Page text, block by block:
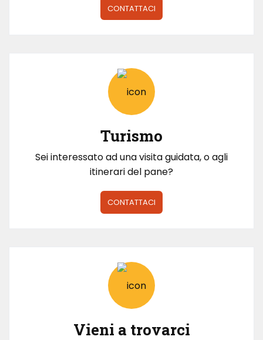
CONTATTACI
Turismo
Sei interessato ad una visita guidata, o agli
itinerari del pane?
CONTATTACI
Vieni a trovarci